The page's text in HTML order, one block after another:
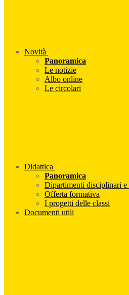
Novità
Panoramica
Le notizie
Albo online
Le circolari
Didattica
Panoramica
Dipartimenti disciplinari e
Offerta formativa
I progetti delle classi
Documenti utili